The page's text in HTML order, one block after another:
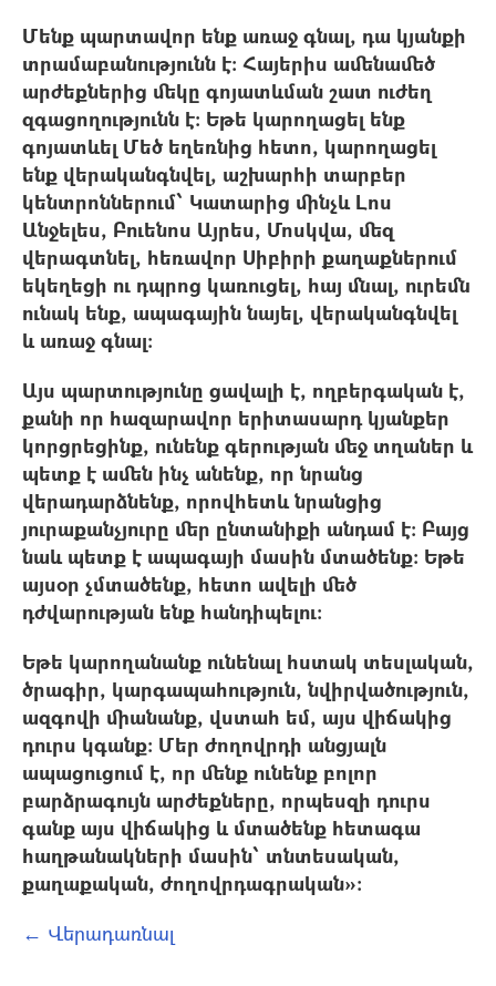
Մենք պարտավոր ենք առաջ գնալ, դա կյանքի
տրամաբանությունն է: Հայերիս ամենամեծ
արժեքներից մեկը գոյատևման շատ ուժեղ
զգացողությունն է։ Եթե կարողացել ենք
գոյատևել Մեծ եղեռնից հետո, կարողացել
ենք վերականգնվել, աշխարհի տարբեր
կենտրոններում՝ Կատարից մինչև Լոս
Անջելես, Բուենոս Այրես, Մոսկվա, մեզ
վերագտնել, հեռավոր Սիբիրի քաղաքներում
եկեղեցի ու դպրոց կառուցել, հայ մնալ, ուրեմն
ունակ ենք, ապագային նայել, վերականգնվել
և առաջ գնալ:
Այս պարտությունը ցավալի է, ողբերգական է,
քանի որ հազարավոր երիտասարդ կյանքեր
կորցրեցինք, ունենք գերության մեջ տղաներ և
պետք է ամեն ինչ անենք, որ նրանց
վերադարձնենք, որովհետև նրանցից
յուրաքանչյուրը մեր ընտանիքի անդամ է: Բայց
նաև պետք է ապագայի մասին մտածենք: Եթե
այսօր չմտածենք, հետո ավելի մեծ
դժվարության ենք հանդիպելու:
Եթե կարողանանք ունենալ հստակ տեսլական,
ծրագիր, կարգապահություն, նվիրվածություն,
ազգովի միանանք, վստահ եմ, այս վիճակից
դուրս կգանք: Մեր ժողովրդի անցյալն
ապացուցում է, որ մենք ունենք բոլոր
բարձրագույն արժեքները, որպեսզի դուրս
գանք այս վիճակից և մտածենք հետագա
հաղթանակների մասին՝ տնտեսական,
քաղաքական, ժողովրդագրական»:
← Վերադառնալ